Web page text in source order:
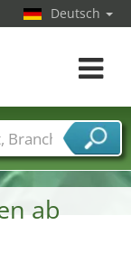
ab
Deutsch
Toggle
Branchen